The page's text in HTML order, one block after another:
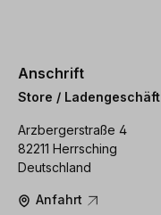
Anschrift
Store / Ladengeschäft
Arzbergerstraße 4
82211 Herrsching
Deutschland
Anfahrt